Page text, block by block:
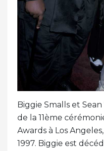
Biggie Smalls et
de la 11ème
Awards à Los
1997. Biggie est